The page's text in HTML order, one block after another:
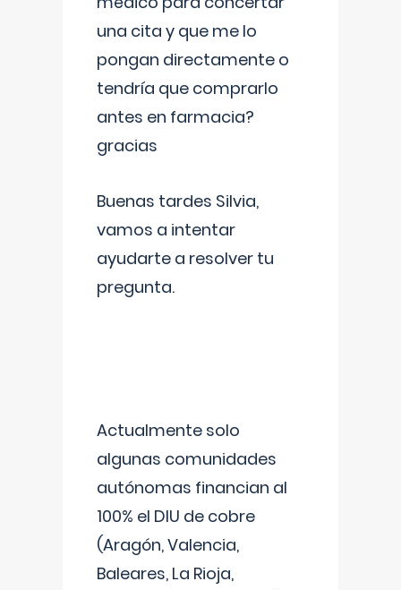
una cita y que me lo
pongan directamente o
tendría que comprarlo
antes en farmacia?
gracias
Buenas tardes Silvia,
vamos a intentar
ayudarte a resolver tu
pregunta.
Actualmente solo
algunas comunidades
autónomas financian al
100% el DIU de cobre
(Aragón, Valencia,
Baleares, La Rioja,